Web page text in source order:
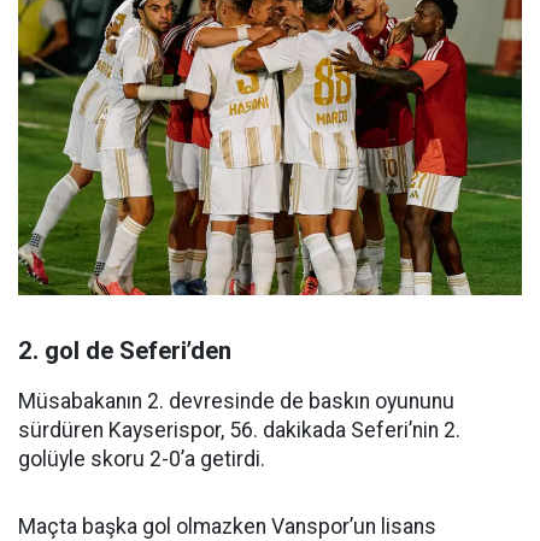
2. gol de Seferi’den
Müsabakanın 2. devresinde de baskın oyununu
sürdüren Kayserispor, 56. dakikada Seferi’nin 2.
golüyle skoru 2-0’a getirdi.
Maçta başka gol olmazken Vanspor’un lisans